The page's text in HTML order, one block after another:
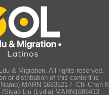
& Migration. All rights reserved.
or distribution of this content is
MARN 1683521 / Chi-Chen
Siyao Liu (Lydia) MARN1688413